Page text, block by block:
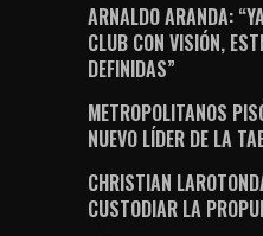
ARNALDO ARANDA:
CLUB CON VISIÓN,
DEFINIDAS”
METROPOLITANOS
NUEVO LÍDER DE LA
CHRISTIAN
CUSTODIAR LA